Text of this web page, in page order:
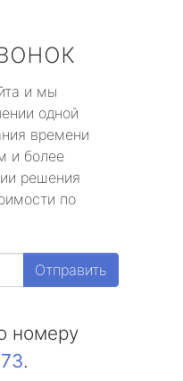
и мы
одной
времени
и более
решения
по
Отправить
номеру
.